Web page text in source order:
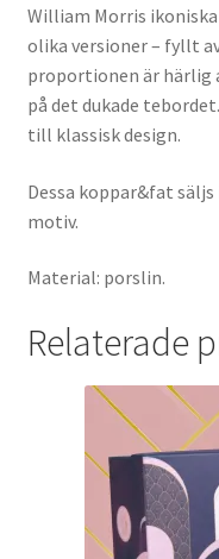
William Morris
olika versioner – fyllt
proportionen är härlig
på det dukade
till klassisk design.
Dessa koppar&fat
motiv.
Material: porslin.
Relaterade